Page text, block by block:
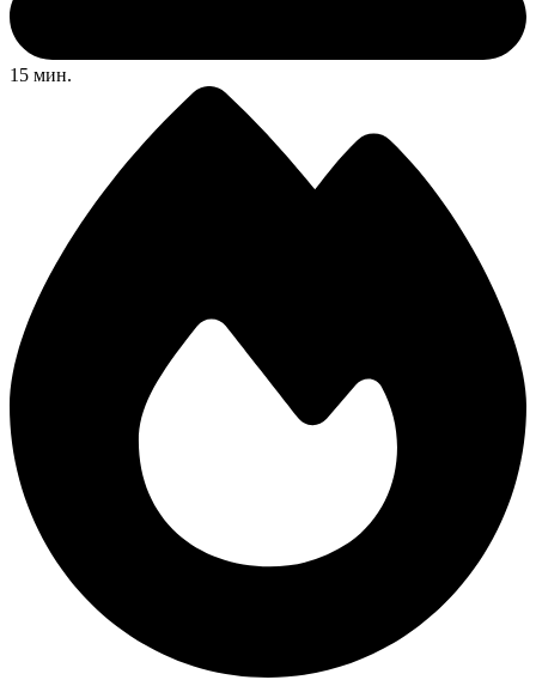
15 мин.